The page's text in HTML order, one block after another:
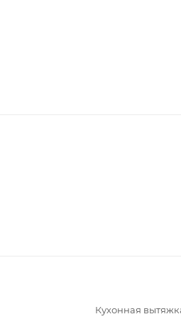
Кухонная